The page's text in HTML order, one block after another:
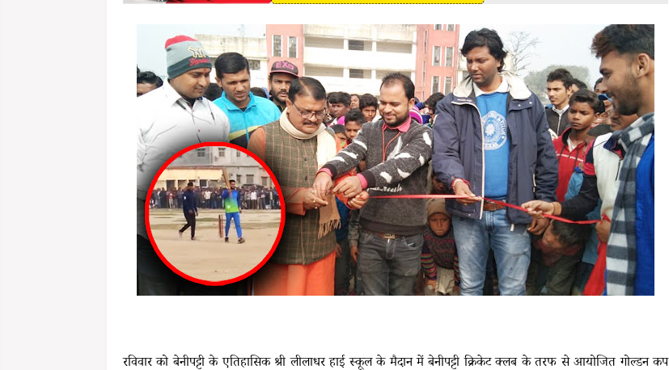
रविवार को बेनीपट्टी के एतिहासिक श्री लीलाधर हाई स्कूल के मैदान में बेनीपट्टी क्रिकेट क्लब के तरफ से आयोजित गोल्डन कप